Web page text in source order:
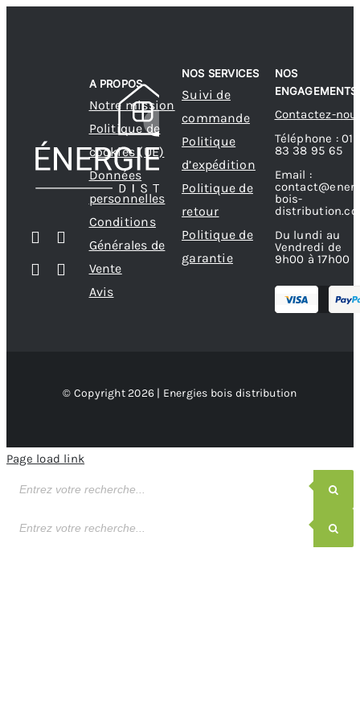
A PROPOS
Notre mission
Politique de
cookies (UE)
Données
personnelles
Conditions
Générales de
Vente
Avis
NOS SERVICES
Suivi de
commande
Politique
d’expédition
Politique de
retour
Politique de
garantie
NOS
ENGAGEMENTS
Contactez-
Téléphone : 01
83 38 95 65
Email :
bois-
Du lundi au
Vendredi de
9h00 à 17h00
© Copyright 2026 | Energies bois distribution
Page load link
de
de